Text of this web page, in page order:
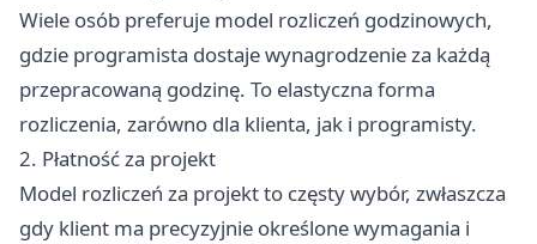
Wiele osób preferuje model rozliczeń godzinowych,
gdzie programista dostaje wynagrodzenie za każdą
przepracowaną godzinę. To elastyczna forma
rozliczenia, zarówno dla klienta, jak i programisty.
2. Płatność za projekt
Model rozliczeń za projekt to częsty wybór, zwłaszcza
gdy klient ma precyzyjnie określone wymagania i